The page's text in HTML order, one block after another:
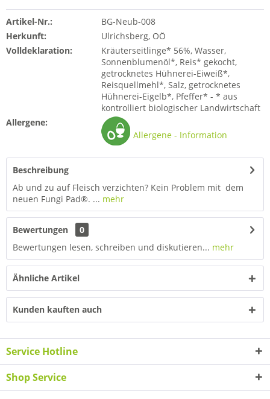
Artikel-Nr.:
BG-Neub-008
Herkunft:
Ulrichsberg, OÖ
Volldeklaration:
Kräuterseitlinge* 56%, Wasser,
Sonnenblumenöl*, Reis* gekocht,
getrocknetes Hühnerei-Eiweiß*,
Reisquellmehl*, Salz, getrocknetes
Hühnerei-Eigelb*, Pfeffer* - * aus
kontrolliert biologischer Landwirtschaft
Allergene:
Allergene - Information
Beschreibung
Ab und zu auf Fleisch verzichten? Kein Problem mit dem
neuen Fungi Pad®. ... mehr
Bewertungen
0
Bewertungen lesen, schreiben und diskutieren... mehr
Ähnliche Artikel
Kunden kauften auch
Service Hotline
Shop Service